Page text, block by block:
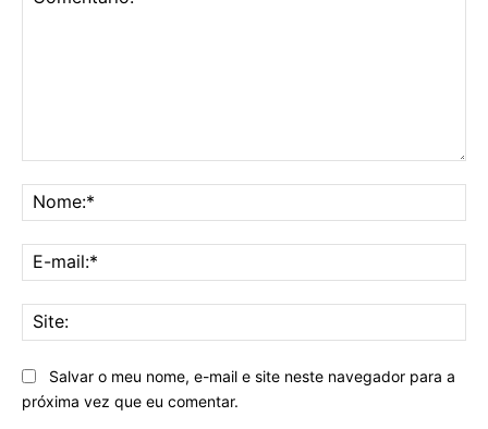
Salvar o meu nome, e-mail e site neste navegador para a
próxima vez que eu comentar.